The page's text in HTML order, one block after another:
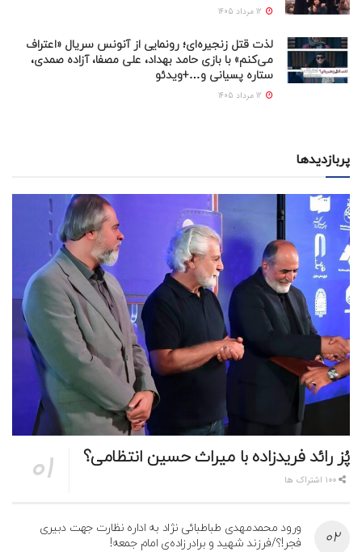
لذت قتل زنجیره‌ای؛ رونمایی از آنونس سریال «اعتراف
می‌کنم» با بازی حامد بهداد، علی مصفا، آزاده صمدی،
ستاره پسیانی و…+ویدئو
پربازدیدها
پُز رائد فریدزاده با میراث حسین انتظامی؟
ورود محمدمهدی طباطبائی نژاد به اداره نظارت جهت دبیری
فجر!؟/فرزند شهید و برادرزاده‌ی امام جمعه!